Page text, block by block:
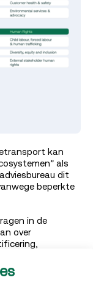
kan
als
dit
beperkte
in de
over